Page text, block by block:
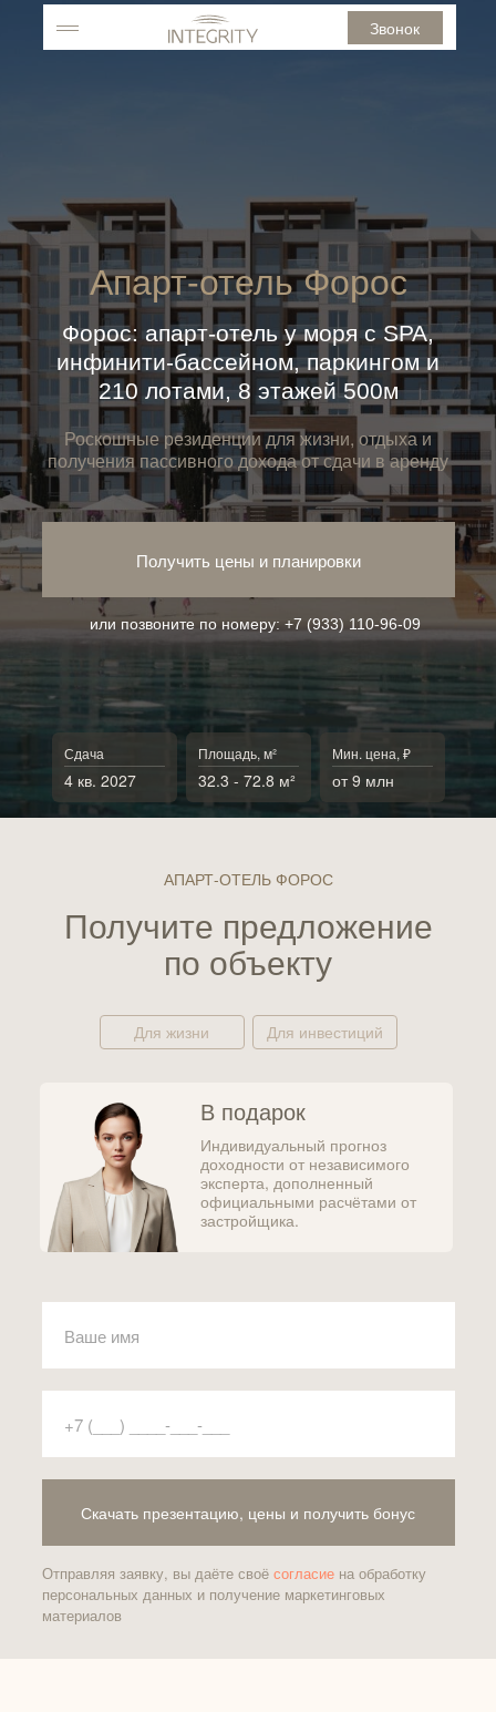
Звонок
Апарт-отель Форос
Получить цены и планировки
или позвоните по номеру: +7 (933) 110-96-09
от 9 млн
Мин. цена, ₽
32.3 - 72.8 м²
Площадь, м²
4 кв. 2027
Сдача
Роскошные резиденции для жизни, отдыха и
получения пассивного дохода от сдачи в аренду
Форос: апарт-отель у моря с SPA,
инфинити-бассейном, паркингом и
210 лотами, 8 этажей 500м
Скачать презентацию, цены и получить бонус
Отправляя заявку, вы даёте своё согласиена обработку
персональных данных и получение маркетинговых
материалов
АПАРТ-ОТЕЛЬ ФОРОС
Индивидуальный прогноз
доходности от независимого
эксперта, дополненный
официальными расчётами от
застройщика.
В подарок
Получите предложение
по объекту
Для инвестиций
Для жизни